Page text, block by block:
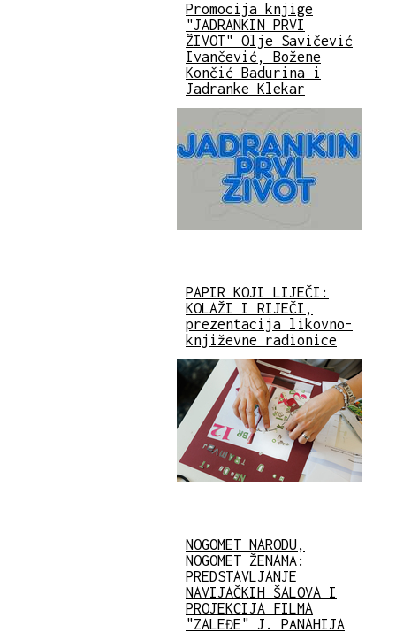
Promocija knjige
"JADRANKIN PRVI
ŽIVOT" Olje Savičević
Ivančević, Božene
Končić Badurina i
Jadranke Klekar
PAPIR KOJI LIJEČI:
KOLAŽI I RIJEČI,
prezentacija likovno-
književne radionice
NOGOMET NARODU,
NOGOMET ŽENAMA:
PREDSTAVLJANJE
NAVIJAČKIH ŠALOVA I
PROJEKCIJA FILMA
"ZALEĐE" J. PANAHIJA